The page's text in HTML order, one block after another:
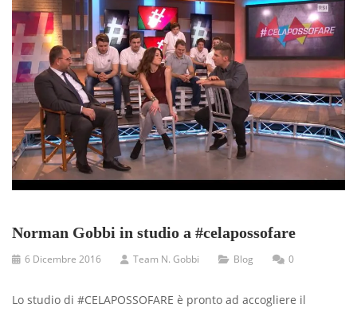
Norman Gobbi in studio a #celapossofare
6 Dicembre 2016 Team N. Gobbi Blog 0
Lo studio di #CELAPOSSOFARE è pronto ad accogliere il